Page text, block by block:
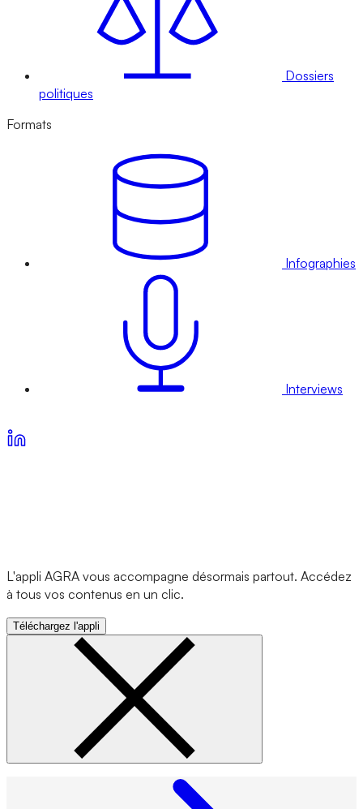
Dossiers
politiques
Formats
Infographies
Interviews
L'appli AGRA vous accompagne désormais partout. Accédez
à tous vos contenus en un clic.
Téléchargez l'appli